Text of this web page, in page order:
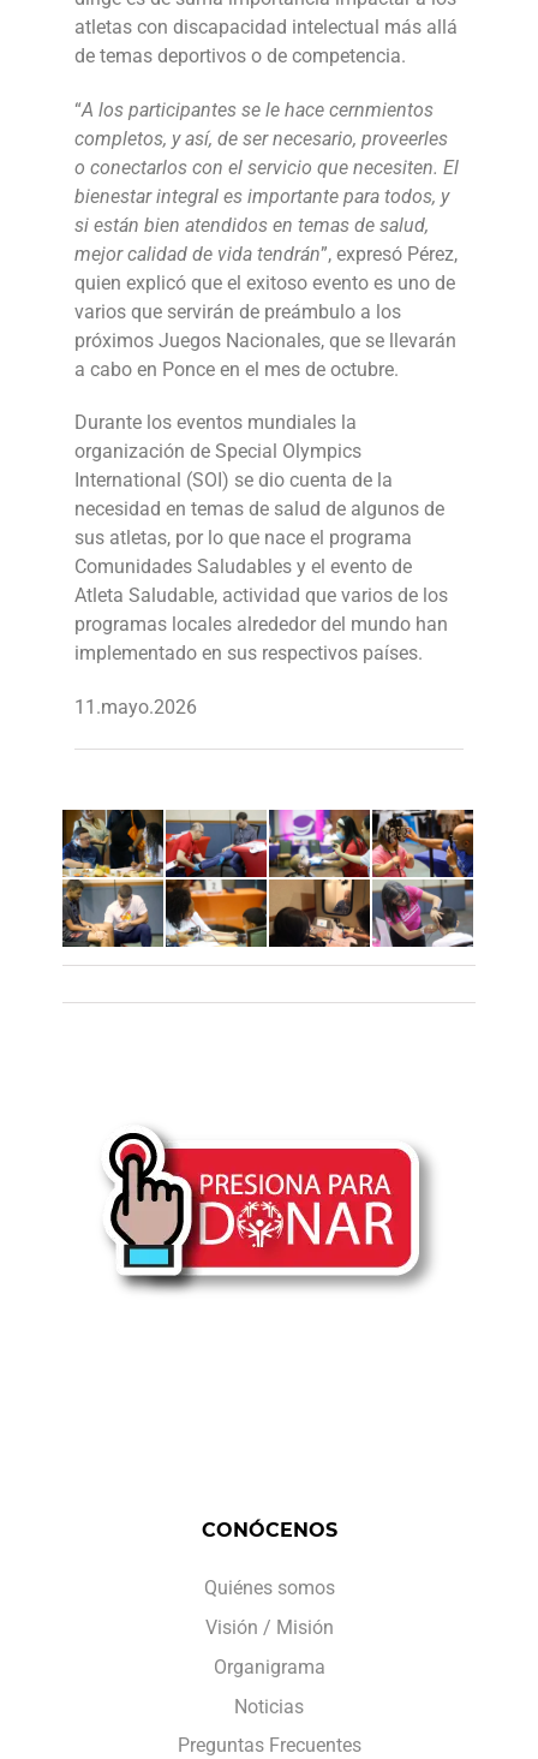
atletas con discapacidad intelectual más allá
de temas deportivos o de competencia.
“A los participantes se le hace cernmientos
completos, y así, de ser necesario, proveerles
o conectarlos con el servicio que necesiten. El
bienestar integral es importante para todos, y
si están bien atendidos en temas de salud,
mejor calidad de vida tendrán”, expresó Pérez,
quien explicó que el exitoso evento es uno de
varios que servirán de preámbulo a los
próximos Juegos Nacionales, que se llevarán
a cabo en Ponce en el mes de octubre.
Durante los eventos mundiales la
organización de Special Olympics
International (SOI) se dio cuenta de la
necesidad en temas de salud de algunos de
sus atletas, por lo que nace el programa
Comunidades Saludables y el evento de
Atleta Saludable, actividad que varios de los
programas locales alrededor del mundo han
implementado en sus respectivos países.
11.mayo.2026
CONÓCENOS
Quiénes somos
Visión / Misión
Organigrama
Noticias
Preguntas Frecuentes